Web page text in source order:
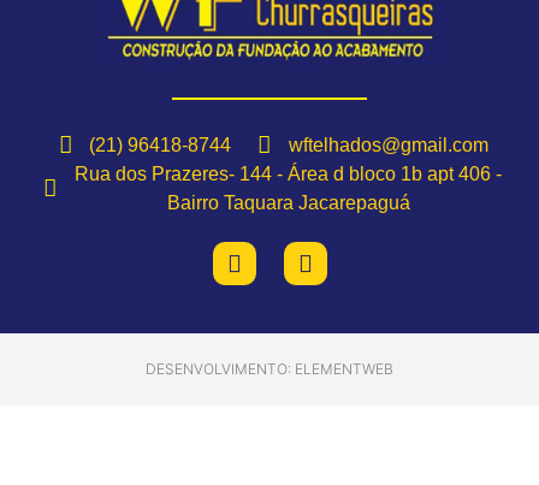
(21) 96418-8744
wftelhados@gmail.com
Rua dos Prazeres- 144 - Área d bloco 1b apt 406 -
Bairro Taquara Jacarepaguá
DESENVOLVIMENTO: ELEMENTWEB